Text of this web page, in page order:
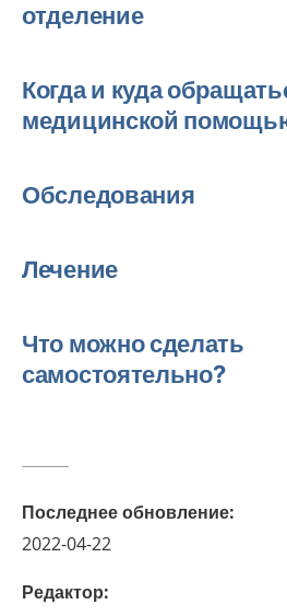
отделение
Когда и куда
медицинской
Обследования
Лечение
Что можно сделать
самостоятельно?
Последнее обновление:
2022-04-22
Редактор: